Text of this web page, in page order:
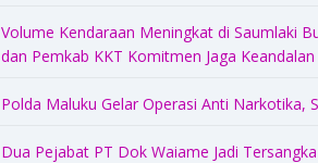
Volume Kendaraan Meningkat di Saumlaki
dan Pemkab KKT Komitmen Jaga
Polda Maluku Gelar Operasi Anti Narkotika,
Dua Pejabat PT Dok Waiame Jadi